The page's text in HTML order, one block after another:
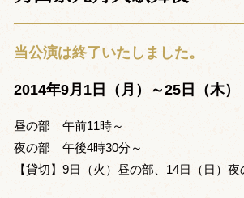
当公演は終了いたしました。
2014年9月1日（月）～25日（木）
昼の部 午前11時～
夜の部 午後4時30分～
【貸切】9日（火）昼の部、14日（日